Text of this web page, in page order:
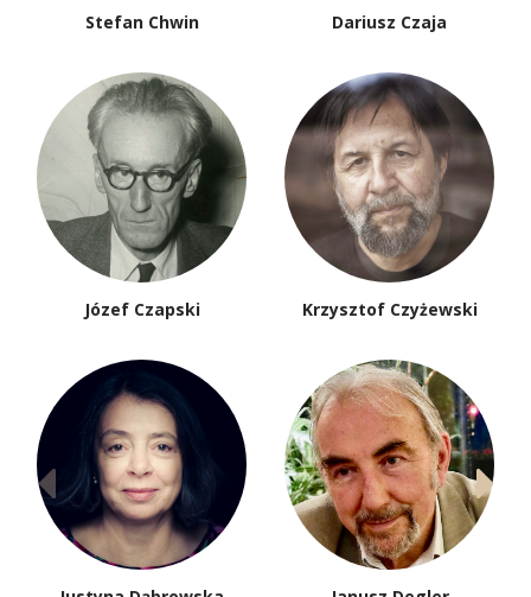
Stefan Chwin Dariusz Czaja
Józef Czapski Krzysztof Czyżewski